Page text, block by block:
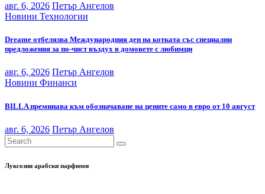
авг. 6, 2026 Петър Ангелов
Новини Технологии
Dreame отбелязва Международния ден на котката със специални
предложения за по-чист въздух в домовете с любимци
авг. 6, 2026 Петър Ангелов
Новини Финанси
BILLA преминава към обозначаване на цените само в евро от 10 август
авг. 6, 2026 Петър Ангелов
Луксозни арабски парфюми